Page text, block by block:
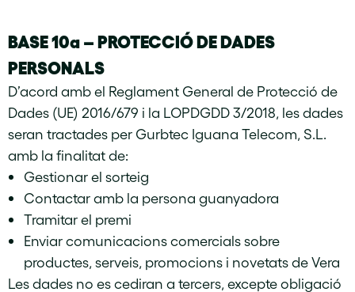
BASE 10a –PROTECCIÓ DE DADES
PERSONALS
D’acord amb el Reglament General de Protecció de
Dades (UE) 2016/679 i la LOPDGDD 3/2018, les dades
seran tractades per Gurbtec Iguana Telecom, S.L.
amb la finalitat de:
Gestionar el sorteig
Contactar amb la persona guanyadora
Tramitar el premi
Enviar comunicacions comercials sobre
productes, serveis, promocions i novetats de Vera
Les dades no es cediran a tercers, excepte obligació